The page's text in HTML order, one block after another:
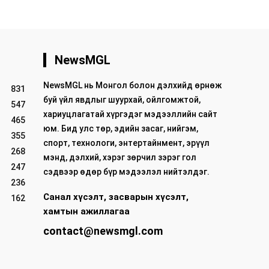
831
547
465
355
268
247
236
162
NewsMGL
NewsMGL нь Монгол болон дэлхийд өрнөж
буй үйл явдлыг шуурхай, ойлгомжтой,
хариуцлагатай хүргэдэг мэдээллийн сайт
юм. Бид улс төр, эдийн засаг, нийгэм,
спорт, технологи, энтертайнмент, эрүүл
мэнд, дэлхий, хэрэг зөрчил зэрэг гол
сэдвээр өдөр бүр мэдээлэл нийтэлдэг.
Санал хүсэлт, засварын хүсэлт,
хамтын ажиллагаа
contact@newsmgl.com